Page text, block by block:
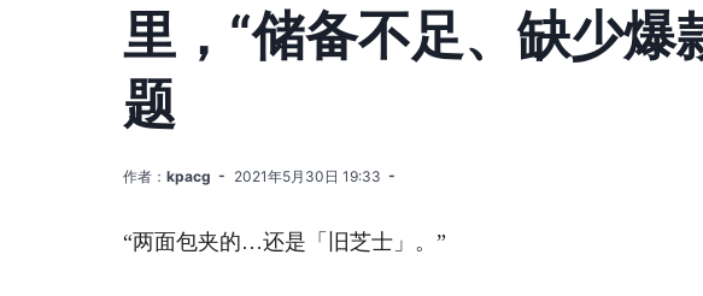
里，“储备不足、缺少爆
题
作者： kpacg 2021年5月30日 19:33
“两面包夹的…还是「旧芝士」。”